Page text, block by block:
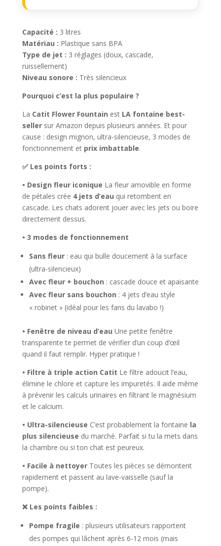
Capacité : 3 litres
Matériau : Plastique sans BPA
Type de jet : 3 réglages (doux, cascade,
ruissellement)
Niveau sonore : Très silencieux
Pourquoi c’est la plus populaire ?
La Catit Flower Fountain est LA fontaine best-
sellersur Amazon depuis plusieurs années. Et pour
cause : design mignon, ultra-silencieuse, 3 modes de
fonctionnement et prix imbattable.
✅ Les points forts :
• Design fleur iconique La fleur amovible en forme
de pétales crée 4 jets d’eau qui retombent en
cascade. Les chats adorent jouer avec les jets ou boire
directement dessus.
• 3 modes de fonctionnement
Sans fleur: eau qui bulle doucement à la surface
(ultra-silencieux)
Avec fleur + bouchon : cascade douce et apaisante
Avec fleur sans bouchon : 4 jets d’eau style
« robinet » (idéal pour les fans du lavabo !)
• Fenêtre de niveau d’eau Une petite fenêtre
transparente te permet de vérifier d’un coup d’œil
quand il faut remplir. Hyper pratique !
• Filtre à triple action Catit Le filtre adoucit l’eau,
élimine le chlore et capture les impuretés. Il aide même
à prévenir les calculs urinaires en filtrant le magnésium
et le calcium.
• Ultra-silencieuse C’est probablement la fontaine la
plus silencieuse du marché. Parfait si tu la mets dans
la chambre ou si ton chat est peureux.
• Facile à nettoyerToutes les pièces se démontent
rapidement et passent au lave-vaisselle (sauf la
pompe).
❌ Les points faibles :
Pompe fragile : plusieurs utilisateurs rapportent
des pompes qui lâchent après 6-12 mois (mais